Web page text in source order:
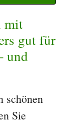
mit
gut für
und
schönen
Sie